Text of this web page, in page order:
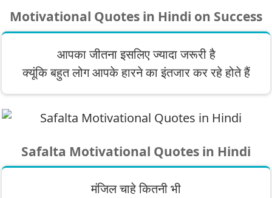
Motivational Quotes in Hindi on Success
आपका जीतना इसलिए ज्यादा जरूरी है
क्यूंकि बहुत लोग आपके हारने का इंतजार कर रहे होते हैं
Safalta Motivational Quotes in Hindi
मंजिल चाहे कितनी भी